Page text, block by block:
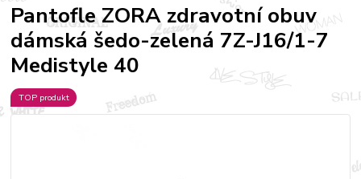
Pantofle ZORA zdravotní obuv
dámská šedo-zelená 7Z-J16/1-7
Medistyle 40
TOP produkt